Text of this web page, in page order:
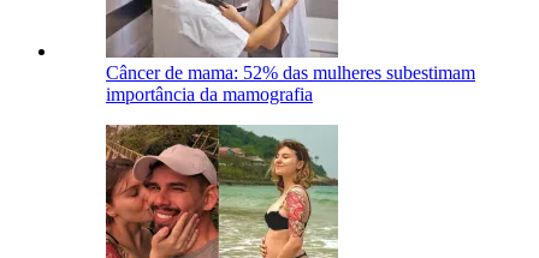
Câncer de mama: 52% das mulheres subestimam
importância da mamografia